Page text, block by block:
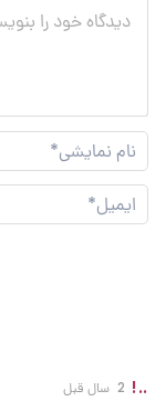
..! 2 سال قبل